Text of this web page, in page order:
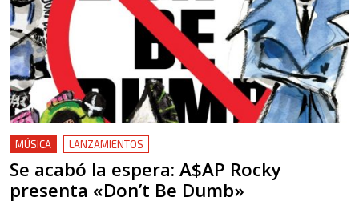
MÚSICA LANZAMIENTOS
Se acabó la espera: A$AP Rocky
presenta «Don’t Be Dumb»